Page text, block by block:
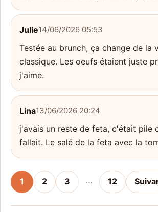
Julie14/06/2026 05:53
Testée au brunch, ça change de la
classique. Les oeufs étaient juste
j'aime.
Lina13/06/2026 20:24
j'avais un reste de feta, c'était pile
fallait. Le salé de la feta avec la
1 2 3 … 12